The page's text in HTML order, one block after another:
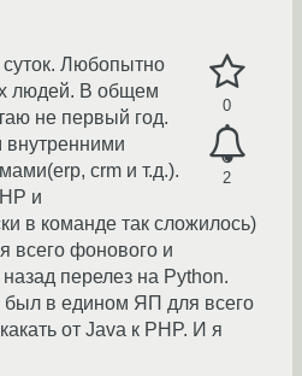
0
2
Любопытно
людей. В общем
не первый год.
crm и т.д.).
и
в команде так сложилось)
всего фонового и
перелез на Python.
в едином ЯП для всего
от Java к PHP. И я